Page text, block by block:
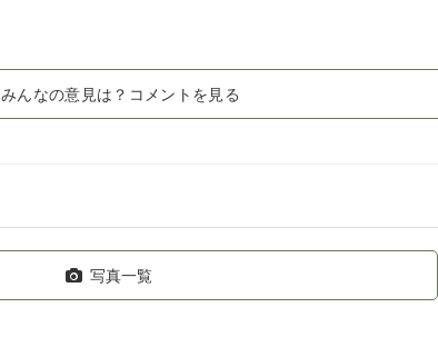
みんなの意見は？コメントを見る
写真一覧